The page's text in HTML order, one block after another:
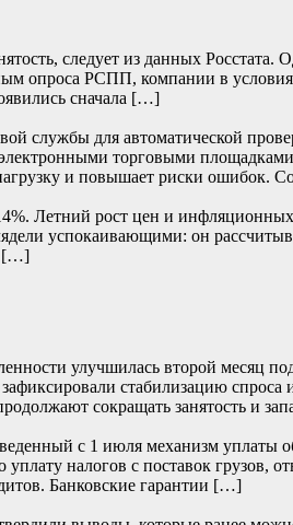
следует из данных
опроса РСПП, компании в
сначала […]
службы для автоматической
электронными торговыми
нагрузку и повышает риски
Летний рост цен и
успокаивающими: он
[…]
улучшилась второй месяц
стабилизацию
сокращать занятость и
с 1 июля механизм уплаты
налогов с поставок грузов,
Банковские гарантии […]